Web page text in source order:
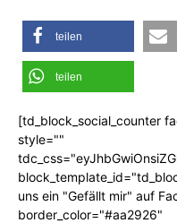
teilen
teilen
[td_block_social_counter
style=""
uns ein "Gefällt mir" auf
border_color="#aa2926"